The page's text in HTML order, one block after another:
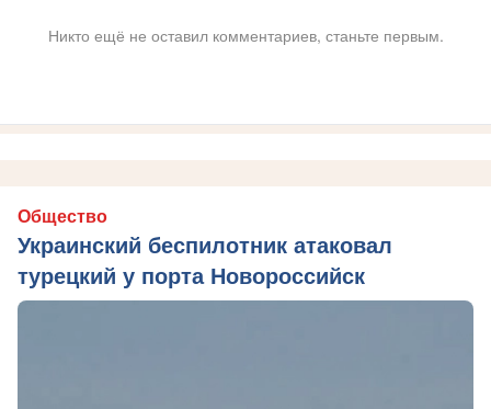
Никто ещё не оставил комментариев, станьте первым.
Общество
Украинский беспилотник атаковал
турецкий у порта Новороссийск